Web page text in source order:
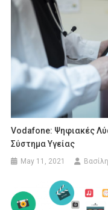
Vodafone: Ψηφιακές
Σύστημα Υγείας
May 11, 2021